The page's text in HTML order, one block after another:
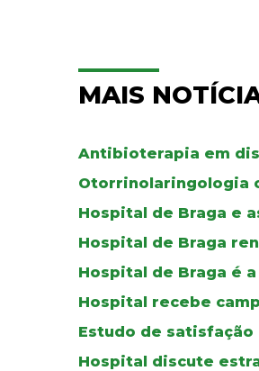
MAIS
Antibioterapia em
Otorrinolaringologia
Hospital de Braga e
Hospital de Braga
Hospital de Braga é
Hospital recebe
Estudo de
Hospital discute